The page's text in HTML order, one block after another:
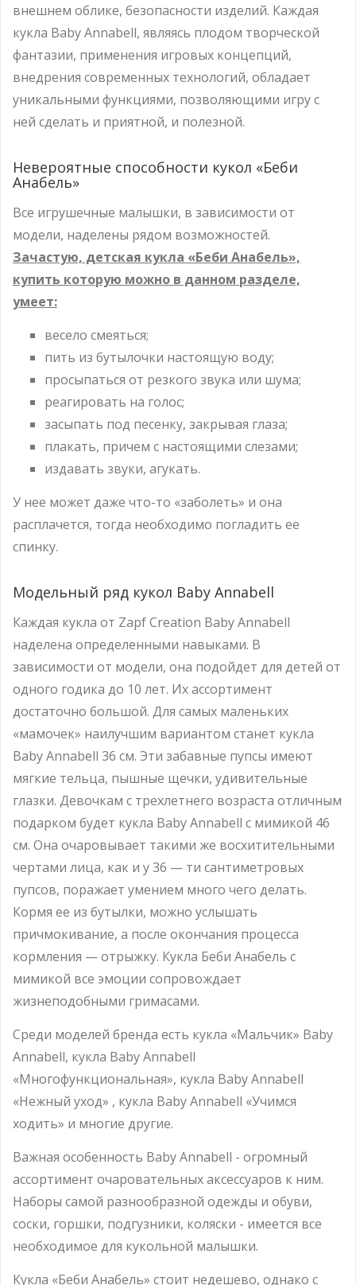
внешнем облике, безопасности изделий. Каждая
кукла Baby Annabell, являясь плодом творческой
фантазии, применения игровых концепций,
внедрения современных технологий, обладает
уникальными функциями, позволяющими игру с
ней сделать и приятной, и полезной.
Невероятные способности кукол «Беби
Анабель»
Все игрушечные малышки, в зависимости от
модели, наделены рядом возможностей.
Зачастую, детская кукла «Беби Анабель»,
купить которую можно в данном разделе,
умеет:
весело смеяться;
пить из бутылочки настоящую воду;
просыпаться от резкого звука или шума;
реагировать на голос;
засыпать под песенку, закрывая глаза;
плакать, причем с настоящими слезами;
издавать звуки, агукать.
У нее может даже что-то «заболеть» и она
расплачется, тогда необходимо погладить ее
спинку.
Модельный ряд кукол Baby Annabell
Каждая кукла от Zapf Creation Baby Annabell
наделена определенными навыками. В
зависимости от модели, она подойдет для детей от
одного годика до 10 лет. Их ассортимент
достаточно большой. Для самых маленьких
«мамочек» наилучшим вариантом станет кукла
Baby Annabell 36 см. Эти забавные пупсы имеют
мягкие тельца, пышные щечки, удивительные
глазки. Девочкам с трехлетнего возраста отличным
подарком будет кукла Baby Annabell с мимикой 46
см. Она очаровывает такими же восхитительными
чертами лица, как и у 36 — ти сантиметровых
пупсов, поражает умением много чего делать.
Кормя ее из бутылки, можно услышать
причмокивание, а после окончания процесса
кормления — отрыжку. Кукла Беби Анабель с
мимикой все эмоции сопровождает
жизнеподобными гримасами.
Среди моделей бренда есть кукла «Мальчик» Baby
Annabell, кукла Baby Annabell
«Многофункциональная», кукла Baby Annabell
«Нежный уход» , кукла Baby Annabell «Учимся
ходить» и многие другие.
Важная особенность Baby Annabell - огромный
ассортимент очаровательных аксессуаров к ним.
Наборы самой разнообразной одежды и обуви,
соски, горшки, подгузники, коляски - имеется все
необходимое для кукольной малышки.
Кукла «Беби Анабель» стоит недешево, однако с